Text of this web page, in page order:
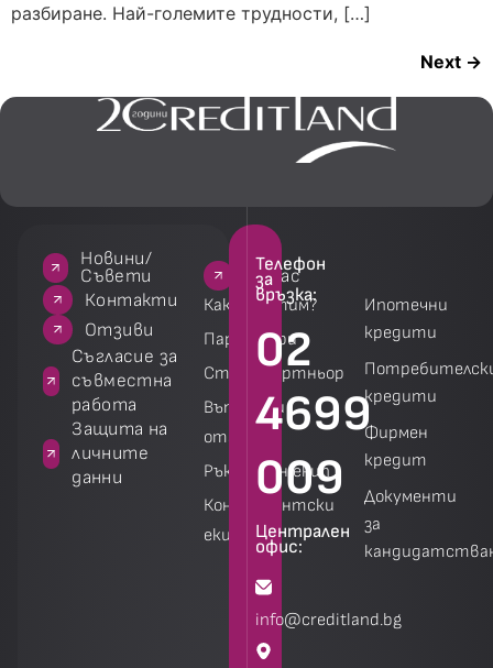
разбиране. Най-големите трудности, […]
Next →
Новини/
Съвети
Контакти
Отзиви
Съгласие за
съвместна
работа
Защита на
личните
данни
За нас
За нас
Как работим?
Партньори
Стани партньор
Въпроси и
отговори
Ръководен екип
Консултантски
екип
Ипотечни
кредити
кредити
Фирмен
кредит
Документи
за
Телефон
за
връзка:
02
4699
009
Централен
офис:
info@creditland.bg